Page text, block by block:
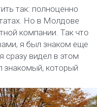
так: полноценно
Но в Молдове
компании. Так что
я был знаком еще
сразу видел в этом
знакомый, который